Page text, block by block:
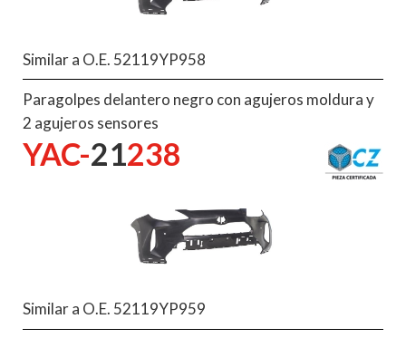
Similar a O.E. 52119YP958
Paragolpes delantero negro con agujeros moldura y
2 agujeros sensores
YAC-21238
Similar a O.E. 52119YP959